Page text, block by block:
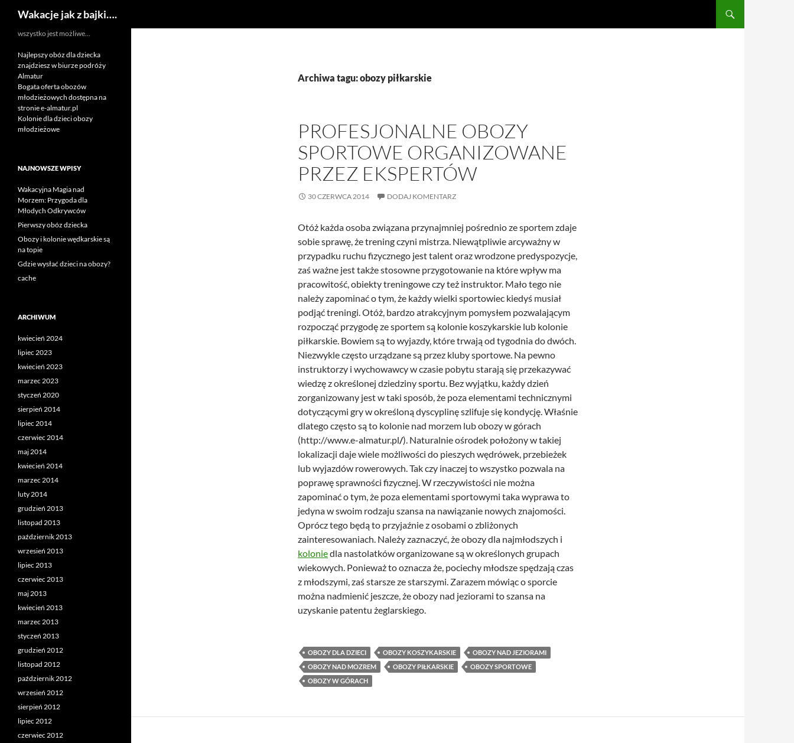
Przejdź
treści
Wakacje jak z bajki….
Archiwa tagu: obozy piłkarskie
PROFESJONALNE OBOZY
SPORTOWE ORGANIZOWANE
PRZEZ EKSPERTÓW
30 CZERWCA 2014 DODAJ KOMENTARZ
Otóż każda osoba związana przynajmniej pośrednio ze sportem zdaje
sobie sprawę, że trening czyni mistrza. Niewątpliwie arcyważny w
przypadku ruchu fizycznego jest talent oraz wrodzone predyspozycje,
zaś ważne jest także stosowne przygotowanie na które wpływ ma
pracowitość, obiekty treningowe czy też instruktor. Mało tego nie
należy zapominać o tym, że każdy wielki sportowiec kiedyś musiał
podjąć treningi. Otóż, bardzo atrakcyjnym pomysłem pozwalającym
rozpocząć przygodę ze sportem są kolonie koszykarskie lub kolonie
piłkarskie. Bowiem są to wyjazdy, które trwają od tygodnia do dwóch.
Niezwykle często urządzane są przez kluby sportowe. Na pewno
instruktorzy i wychowawcy w czasie pobytu starają się przekazywać
wiedzę z określonej dziedziny sportu. Bez wyjątku, każdy dzień
zorganizowany jest w taki sposób, że poza elementami technicznymi
dotyczącymi gry w określoną dyscyplinę szlifuje się kondycję. Właśnie
dlatego często są to kolonie nad morzem lub obozy w górach
(http://www.e-almatur.pl/). Naturalnie ośrodek położony w takiej
lokalizacji daje wiele możliwości do pieszych wędrówek, przebieżek
lub wyjazdów rowerowych. Tak czy inaczej to wszystko pozwala na
poprawę sprawności fizycznej. W rzeczywistości nie można
zapominać o tym, że poza elementami sportowymi taka wyprawa to
jedyna w swoim rodzaju szansa na nawiązanie nowych znajomości.
Oprócz tego będą to przyjaźnie z osobami o zbliżonych
zainteresowaniach. Należy zaznaczyć, że obozy dla najmłodszych i
koloniedla nastolatków organizowane są w określonych grupach
wiekowych. Ponieważ to oznacza że, pociechy młodsze spędzają czas
z młodszymi, zaś starsze ze starszymi. Zarazem mówiąc o sporcie
można nadmienić jeszcze, że obozy nad jeziorami to szansa na
uzyskanie patentu żeglarskiego.
OBOZY DLA DZIECI OBOZY KOSZYKARSKIE
OBOZY NAD JEZIORAMI
OBOZY NAD MOZREM
OBOZY PIŁKARSKIE
OBOZY SPORTOWE
OBOZY W GÓRACH
wszystko jest możliwe…
Najlepszy obóz dla dziecka
znajdziesz w biurze podróży
Almatur
Bogata oferta obozów
młodzieżowych dostępna na
stronie e-almatur.pl
Kolonie dla dzieci obozy
młodzieżowe
NAJNOWSZE WPISY
Wakacyjna Magia nad
Morzem: Przygoda dla
Młodych Odkrywców
Pierwszy obóz dziecka
Obozy i kolonie wędkarskie są
na topie
Gdzie wysłać dzieci na obozy?
cache
ARCHIWUM
kwiecień 2024
lipiec 2023
kwiecień 2023
marzec 2023
styczeń 2020
sierpień 2014
lipiec 2014
czerwiec 2014
maj 2014
kwiecień 2014
marzec 2014
luty 2014
grudzień 2013
listopad 2013
październik 2013
wrzesień 2013
lipiec 2013
czerwiec 2013
maj 2013
kwiecień 2013
marzec 2013
styczeń 2013
grudzień 2012
listopad 2012
październik 2012
wrzesień 2012
sierpień 2012
lipiec 2012
czerwiec 2012